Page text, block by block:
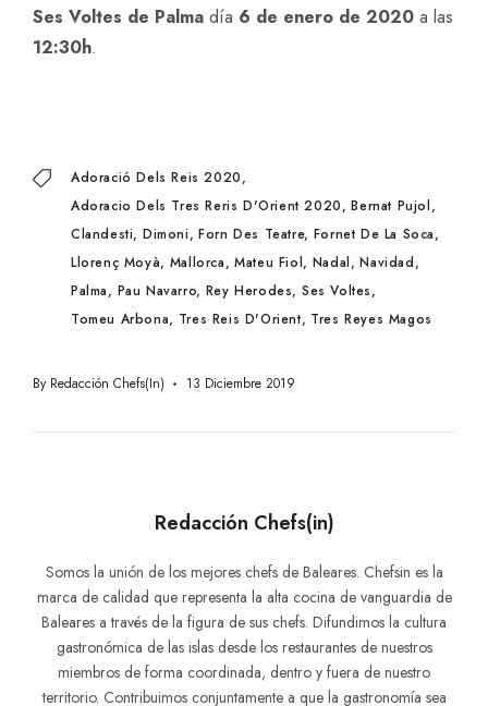
Ses Voltes de Palma día 6 de enero de 2020 a las
12:30h.
Adoració Dels Reis 2020
Adoracio Dels Tres Reris D'Orient 2020 Bernat Pujol
Clandesti Dimoni Forn Des Teatre Fornet De La Soca
Llorenç Moyà Mallorca Mateu Fiol Nadal Navidad
Palma
Pau Navarro Rey Herodes Ses Voltes
Tomeu Arbona
Tres Reis D'Orient Tres Reyes Magos
By Redacción Chefs(in) 13 Diciembre 2019
Redacción Chefs(in)
Somos la unión de los mejores chefs de Baleares. Chefsin es la
marca de calidad que representa la alta cocina de vanguardia de
Baleares a través de la figura de sus chefs. Difundimos la cultura
gastronómica de las islas desde los restaurantes de nuestros
miembros de forma coordinada, dentro y fuera de nuestro
territorio. Contribuimos conjuntamente a que la gastronomía sea